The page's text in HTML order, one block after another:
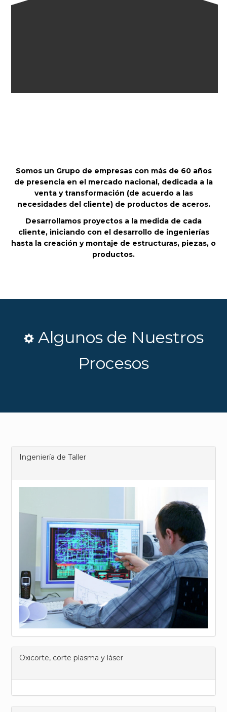
Somos un Grupo de empresas con más de 60 años
de presencia en el mercado nacional, dedicada a la
venta y transformación (de acuerdo a las
necesidades del cliente) de productos de aceros.
Desarrollamos proyectos a la medida de cada
cliente, iniciando con el desarrollo de ingenierías
hasta la creación y montaje de estructuras, piezas, o
productos.
Algunos de Nuestros
Procesos
Ingeniería de Taller
Oxicorte, corte plasma y láser